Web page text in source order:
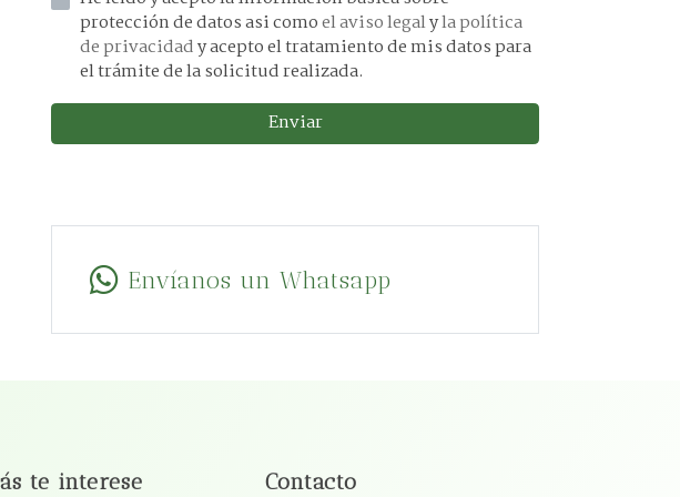
protección de datos asi comoel aviso legalyla política
de privacidady acepto el tratamiento de mis datos para
el trámite de la solicitud realizada.
Enviar
Envíanos un Whatsapp
te interese Contacto